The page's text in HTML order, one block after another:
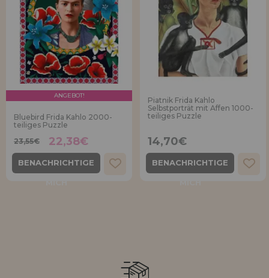
ANGEBOT!
Bluebird Frida Kahlo 2000-
teiliges Puzzle
23,55€
22,38€
BENACHRICHTIGE
Piatnik Frida Kahlo
Selbstporträt mit Affen 1000-
teiliges Puzzle
14,70€
BENACHRICHTIGE